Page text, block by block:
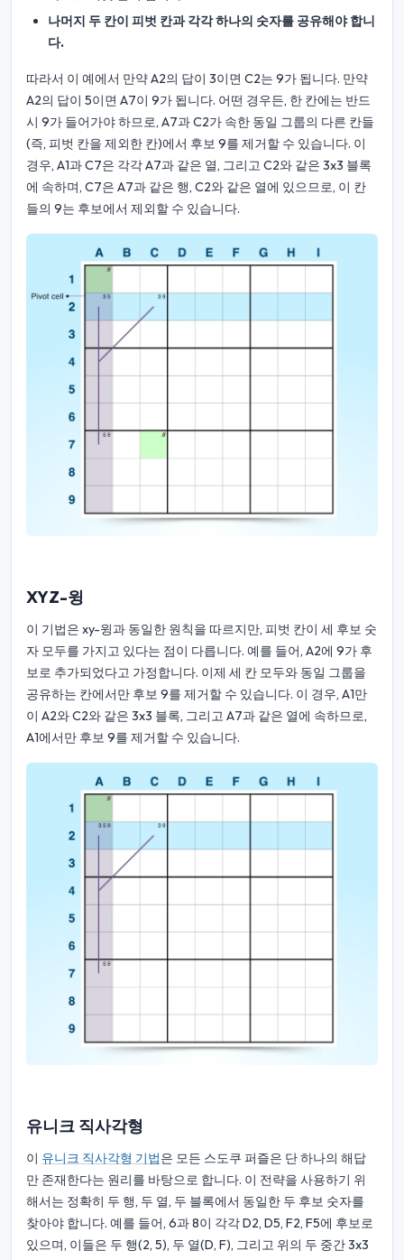
나머지 두 칸이 피벗 칸과 각각 하나의 숫자를 공유해야 합니
다.
따라서 이 예에서 만약 A2의 답이 3이면 C2는 9가 됩니다. 만약
A2의 답이 5이면 A7이 9가 됩니다. 어떤 경우든, 한 칸에는 반드
시 9가 들어가야 하므로, A7과 C2가 속한 동일 그룹의 다른 칸들
(즉, 피벗 칸을 제외한 칸)에서 후보 9를 제거할 수 있습니다. 이
경우, A1과 C7은 각각 A7과 같은 열, 그리고 C2와 같은 3x3 블록
에 속하며, C7은 A7과 같은 행, C2와 같은 열에 있으므로, 이 칸
들의 9는 후보에서 제외할 수 있습니다.
XYZ-윙
이 기법은 xy-윙과 동일한 원칙을 따르지만, 피벗 칸이 세 후보 숫
자 모두를 가지고 있다는 점이 다릅니다. 예를 들어, A2에 9가 후
보로 추가되었다고 가정합니다. 이제 세 칸 모두와 동일 그룹을
공유하는 칸에서만 후보 9를 제거할 수 있습니다. 이 경우, A1만
이 A2와 C2와 같은 3x3 블록, 그리고 A7과 같은 열에 속하므로,
A1에서만 후보 9를 제거할 수 있습니다.
유니크 직사각형
이 유니크 직사각형 기법은 모든 스도쿠 퍼즐은 단 하나의 해답
만 존재한다는 원리를 바탕으로 합니다. 이 전략을 사용하기 위
해서는 정확히 두 행, 두 열, 두 블록에서 동일한 두 후보 숫자를
찾아야 합니다. 예를 들어, 6과 8이 각각 D2, D5, F2, F5에 후보로
있으며, 이들은 두 행(2, 5), 두 열(D, F), 그리고 위의 두 중간 3x3